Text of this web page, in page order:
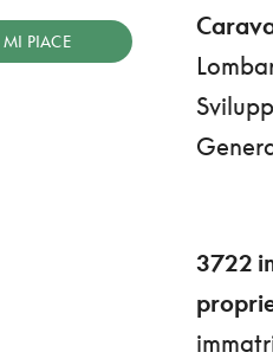
3722
MI PIACE